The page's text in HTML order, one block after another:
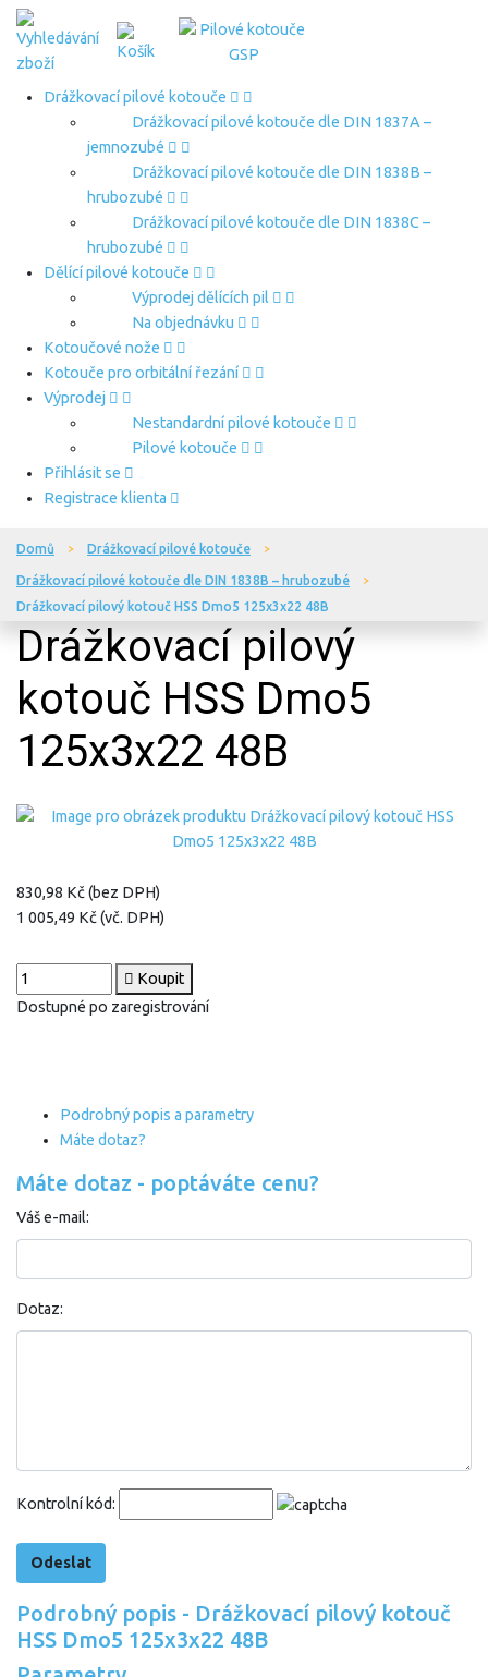
Drážkovací pilové kotouče
Drážkovací pilové kotouče dle DIN 1837A –
jemnozubé
Drážkovací pilové kotouče dle DIN 1838B –
hrubozubé
Drážkovací pilové kotouče dle DIN 1838C –
hrubozubé
Dělící pilové kotouče
Výprodej dělících pil
Na objednávku
Kotoučové nože
Kotouče pro orbitální řezání
Výprodej
Nestandardní pilové kotouče
Pilové kotouče
Přihlásit se
Registrace klienta
Domů Drážkovací pilové kotouče
Drážkovací pilové kotouče dle DIN 1838B – hrubozubé
Drážkovací pilový kotouč HSS Dmo5 125x3x22 48B
Drážkovací pilový
kotouč HSS Dmo5
125x3x22 48B
830,98 Kč (bez DPH)
1 005,49 Kč (vč. DPH)
Koupit
Dostupné po zaregistrování
Podrobný popis a parametry
Máte dotaz?
Máte dotaz - poptáváte cenu?
Váš e-mail:
Dotaz:
Kontrolní kód:
Podrobný popis - Drážkovací pilový kotouč
HSS Dmo5 125x3x22 48B